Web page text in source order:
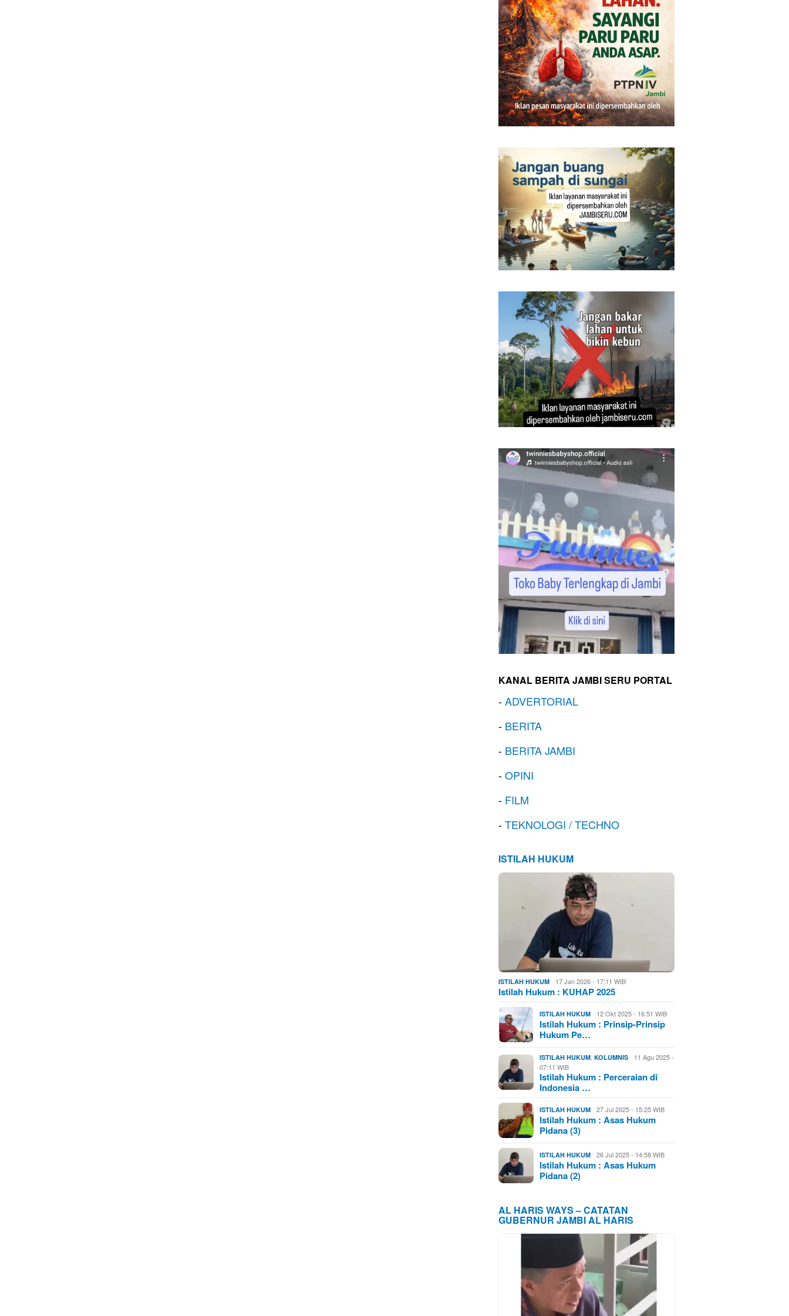
KANAL BERITA JAMBI SERU PORTAL
-ADVERTORIAL
- BERITA
- BERITA JAMBI
-OPINI
- FILM
-TEKNOLOGI / TECHNO
ISTILAH HUKUM
ISTILAH HUKUM 17 Jan 2026 - 17:11 WIB
Istilah Hukum : KUHAP 2025
ISTILAH HUKUM 12 Okt 2025 - 16:51 WIB
Istilah Hukum : Prinsip-Prinsip
Hukum Pe…
ISTILAH HUKUM ,KOLUMNIS
11 Agu 2025 -
07:11 WIB
Istilah Hukum : Perceraian di
Indonesia …
ISTILAH HUKUM 27 Jul 2025 - 15:25 WIB
Istilah Hukum : Asas Hukum
Pidana (3)
ISTILAH HUKUM 26 Jul 2025 - 14:58 WIB
Istilah Hukum : Asas Hukum
Pidana (2)
AL HARIS WAYS – CATATAN
GUBERNUR JAMBI AL HARIS